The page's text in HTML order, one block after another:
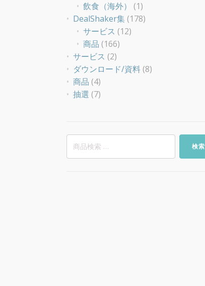
飲食（海外）
(1)
DealShaker集 (178)
サービス (12)
商品 (166)
サービス (2)
ダウンロード/資料 (8)
商品 (4)
抽選 (7)
検索